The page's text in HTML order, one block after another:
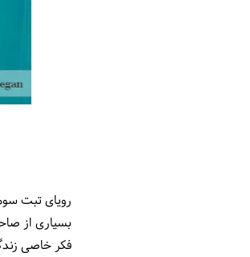
رویای تبت
بسیاری از
فکر خاصی